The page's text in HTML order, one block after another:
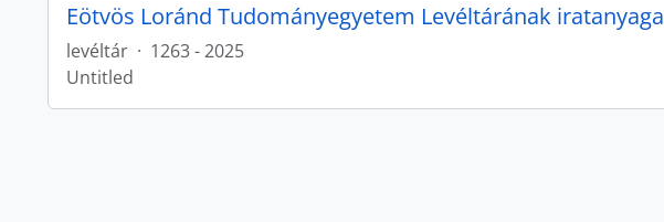
Eötvös Loránd Tudományegyetem Levéltárának iratanyaga
levéltár · 1263 - 2025
Untitled